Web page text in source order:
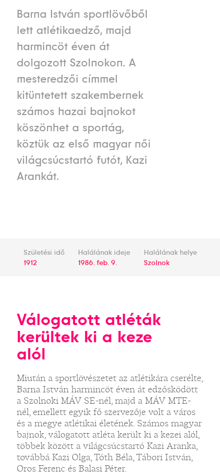
Barna István sportlövőből
lett atlétikaedző, majd
harmincöt éven át
dolgozott Szolnokon. A
mesteredzői címmel
kitüntetett szakembernek
számos hazai bajnokot
köszönhet a sportág,
köztük az első magyar női
világcsúcstartó futót, Kazi
Arankát.
Születési idő
1912
Halálának ideje
1986. feb. 9.
Halálának helye
Szolnok
Válogatott atléták
kerültek ki a keze
alól
Miután a sportlövészetet az atlétikára cserélte,
Barna István harmincöt éven át edzősködött
a Szolnoki MÁV SE-nél, majd a MÁV MTE-
nél, emellett egyik fő szervezője volt a város
és a megye atlétikai életének. Számos magyar
bajnok, válogatott atléta került ki a kezei alól,
többek között a világcsúcstartó Kazi Aranka,
továbbá Kazi Olga, Tóth Béla, Tábori István,
Oros Ferenc és Balasi Péter.